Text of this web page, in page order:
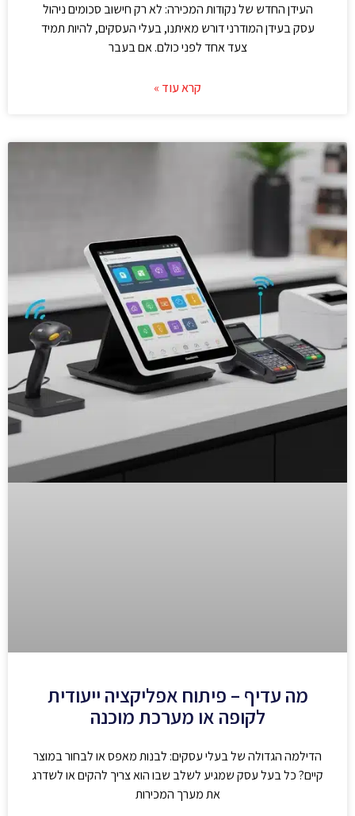
העידן החדש של נקודות המכירה: לא רק חישוב סכומים ניהול
עסק בעידן המודרני דורש מאיתנו, בעלי העסקים, להיות תמיד
צעד אחד לפני כולם. אם בעבר
קרא עוד »
מה עדיף – פיתוח אפליקציה ייעודית
לקופה או מערכת מוכנה
הדילמה הגדולה של בעלי עסקים: לבנות מאפס או לבחור במוצר
קיים? כל בעל עסק שמגיע לשלב שבו הוא צריך להקים או לשדרג
את מערך המכירות